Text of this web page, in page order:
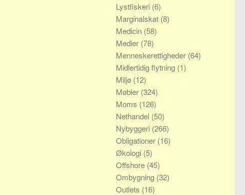
Lystfiskeri (6)
Marginalskat (8)
Medicin (58)
Medier (78)
Menneskerettigheder (64)
Midlertidig flytning (1)
Miljø (12)
Møbler (324)
Moms (126)
Nethandel (50)
Nybyggeri (266)
Obligationer (16)
Økologi (5)
Offshore (45)
Ombygning (32)
Outlets (16)